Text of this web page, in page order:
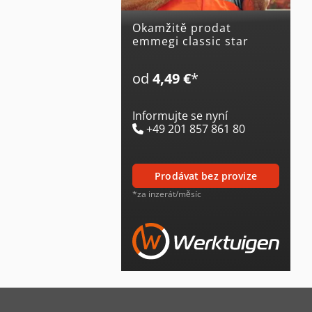
Okamžitě prodat
emmegi classic star
od 4,49 €*
Informujte se nyní
+49 201 857 861 80
prodávat bez provize
*za inzerát/měsíc